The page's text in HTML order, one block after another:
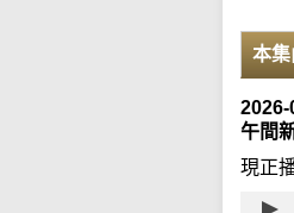
本
2026-
午間
現正